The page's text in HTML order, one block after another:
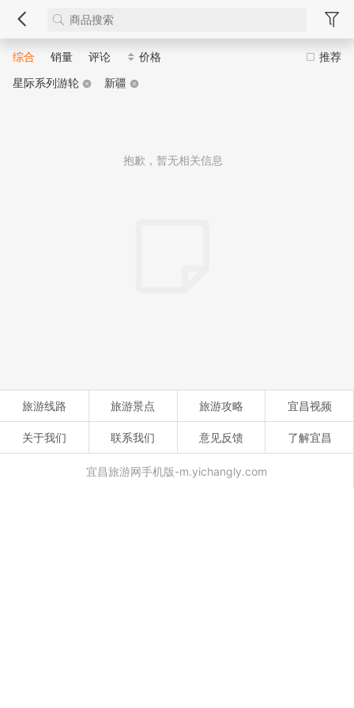
推荐
综合 销量 评论
价格
星际系列游轮
新疆
抱歉，暂无相关信息
旅游线路 旅游景点 旅游攻略 宜昌视频
关于我们 联系我们 意见反馈 了解宜昌
宜昌旅游网手机版-m.yichangly.com